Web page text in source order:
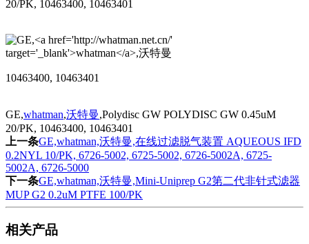
20/PK, 10463400, 10463401
10463400, 10463401
GE,whatman,沃特曼,Polydisc GW POLYDISC GW 0.45uM
20/PK, 10463400, 10463401
上一条GE,whatman,沃特曼,在线过滤脱气装置 AQUEOUS IFD
0.2NYL 10/PK, 6726-5002, 6725-5002, 6726-5002A, 6725-
5002A, 6726-5000
下一条GE,whatman,沃特曼,Mini-Uniprep G2第二代非针式滤器
MUP G2 0.2uM PTFE 100/PK
相关产品